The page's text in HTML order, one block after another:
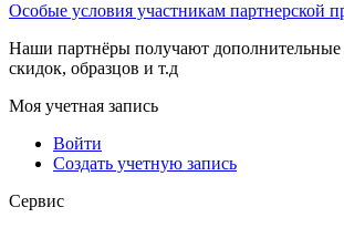
Особые условия участникам партнерской
Наши партнёры получают
скидок, образцов и т.д
Моя учетная запись
Войти
Создать учетную запись
Сервис